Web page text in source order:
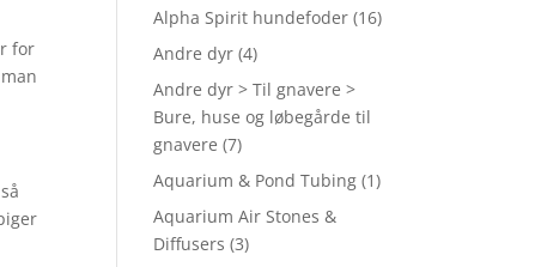
for
Alpha Spirit hundefoder (16)
Andre dyr (4)
Andre dyr > Til gnavere >
Bure, huse og løbegårde til
gnavere (7)
Aquarium & Pond Tubing (1)
Aquarium Air Stones &
Diffusers (3)